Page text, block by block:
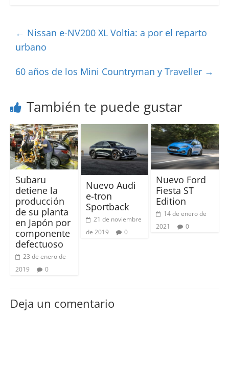
← Nissan e-NV200 XL Voltia: a por el reparto
urbano
60 años de los Mini Countryman y Traveller →
También te puede gustar
Subaru
detiene la
producción
de su planta
en Japón por
componente
defectuoso
23 de enero de
2019
0
Nuevo Audi
e-tron
Sportback
21 de noviembre
de 2019
0
Nuevo Ford
Fiesta ST
Edition
14 de enero de
2021
0
Deja un comentario